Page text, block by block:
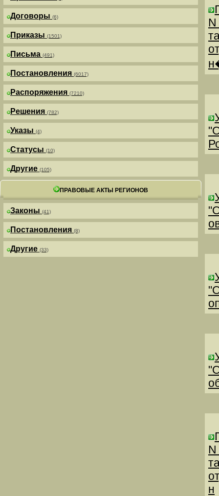
Договоры (6)
Приказы (1501)
Письма (491)
Постановления (6017)
Распоряжения (7210)
Решения (782)
Указы (4)
Статусы (10)
Другие (105)
ПРАВОВЫЕ АКТЫ РЕГИОНОВ
Законы (41)
Постановления (8)
Другие (33)
н